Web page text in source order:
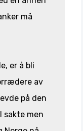
må
er å bli
av
på den
sakte men